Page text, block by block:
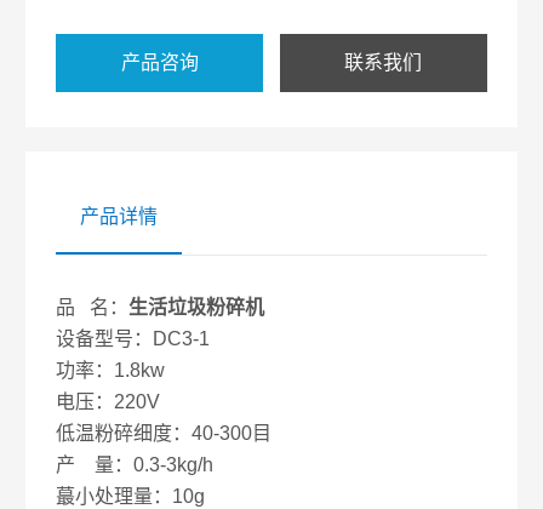
产品咨询 联系我们
产品详情
品 名： 生活垃圾粉碎机
设备型号：DC3-1
功率：1.8kw
电压：220V
低温粉碎细度：40-300目
产 量：0.3-3kg/h
蕞小处理量：10g